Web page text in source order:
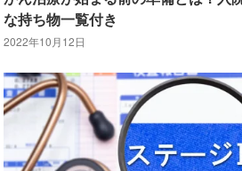
な持ち物一覧付き
2022年10月12日